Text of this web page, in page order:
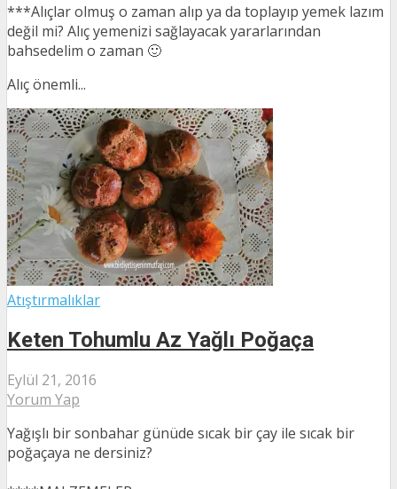
***Alıçlar olmuş o zaman alıp ya da toplayıp yemek lazım
değil mi? Alıç yemenizi sağlayacak yararlarından
bahsedelim o zaman 🙂
Alıç önemli...
Atıştırmalıklar
Keten Tohumlu Az Yağlı Poğaça
Eylül 21, 2016
Yorum Yap
Yağışlı bir sonbahar günüde sıcak bir çay ile sıcak bir
poğaçaya ne dersiniz?